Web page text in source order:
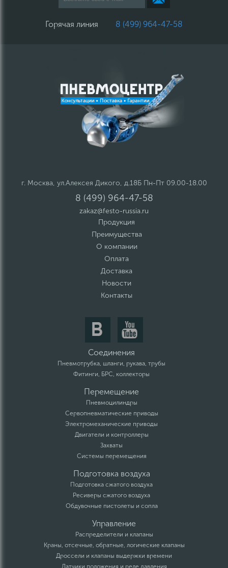
Горячая линия 8 (499) 964-47-58
г. Москва, ул.Алексея Дикого, д.18Б Пн-Пт 09.00-18.00
8 (499) 964-47-58
zakaz@festo-russia.ru
Продукция
Преимущества
О компании
Оплата
Доставка
Новости
Контакты
Соединения
Пневмотрубка, шланги, рукава, трубы
Фитинги, БРС, коллекторы
Перемещение
Пневмоцилиндры
Сервопневматические приводы
Электромеханические приводы
Двигатели и контроллеры
Захваты
Системы перемещения
Подготовка воздуха
Подготовка сжатого воздуха
Ресиверы сжатого воздуха
Обдувочные пистолеты и сопла
Управление
Распределители и клапаны
Краны, отсечные, обратные, логические клапаны
Дроссели и клапаны выдержки времени